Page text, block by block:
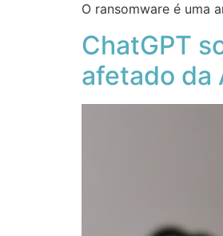
O ransomware é uma
ChatGPT
afetado da